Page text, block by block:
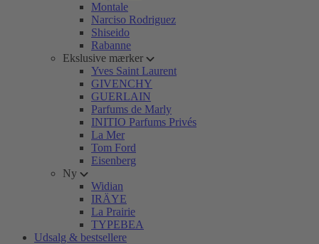
Montale
Narciso Rodriguez
Shiseido
Rabanne
Ekslusive mærker
Yves Saint Laurent
GIVENCHY
GUERLAIN
Parfums de Marly
INITIO Parfums Privés
La Mer
Tom Ford
Eisenberg
Ny
Widian
IRÄYE
La Prairie
TYPEBEA
Udsalg & bestsellere